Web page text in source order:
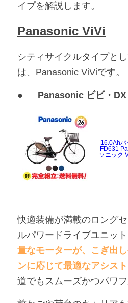
イプを解説します。
Panasonic ViVi
シティサイクルタイプと
は、Panasonic ViViです。
●	Panasonic ビビ・DX
16.0Ahバ
FD631
ソニック
快適装備が満載のロング
ルパワードライブユニッ
量なモーターが、こぎ出
ンに応じて最適なアシス
道でもスムーズかつパワフ